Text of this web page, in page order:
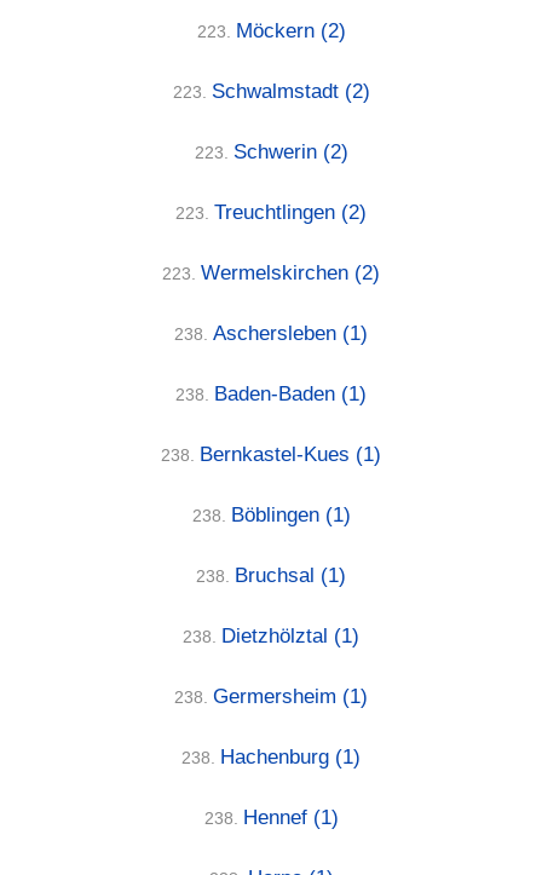
223. Möckern (2)
223. Schwalmstadt (2)
223. Schwerin (2)
223. Treuchtlingen (2)
223. Wermelskirchen (2)
238. Aschersleben (1)
238. Baden-Baden (1)
238. Bernkastel-Kues (1)
238. Böblingen (1)
238. Bruchsal (1)
238. Dietzhölztal (1)
238. Germersheim (1)
238. Hachenburg (1)
238. Hennef (1)